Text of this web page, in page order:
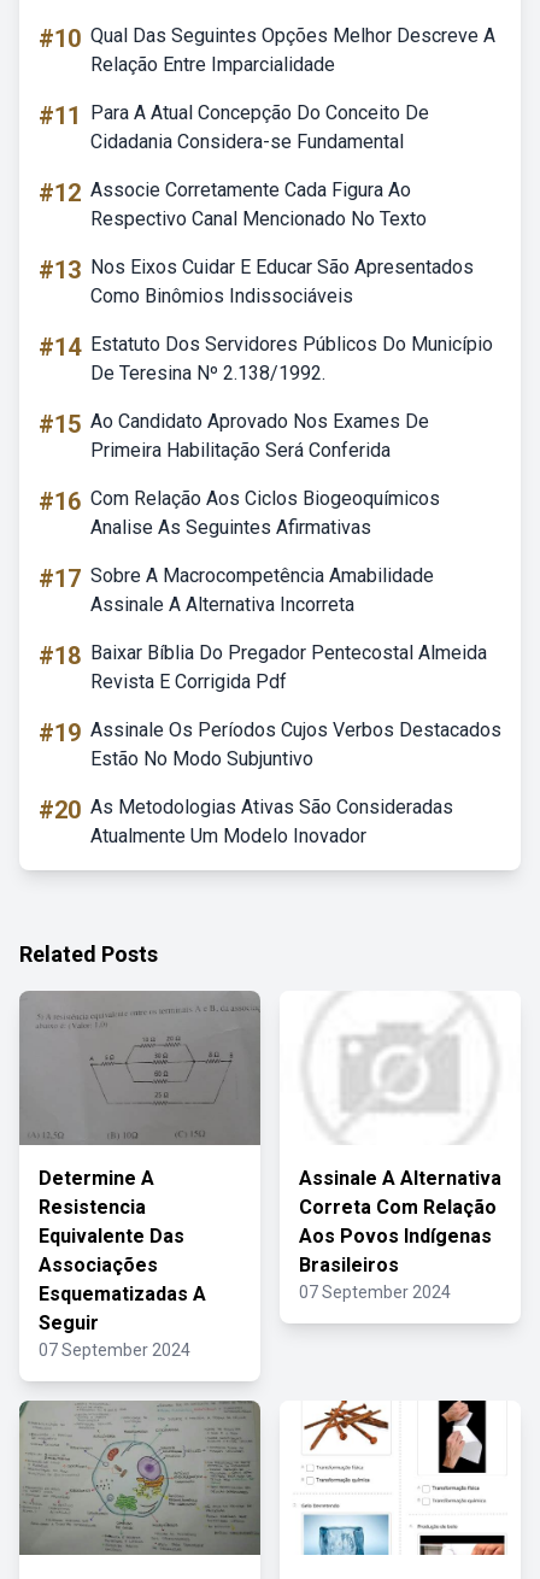
#10 Qual Das Seguintes Opções Melhor Descreve A
Relação Entre Imparcialidade
#11
Para A Atual Concepção Do Conceito De
Cidadania Considera-se Fundamental
#12 Associe Corretamente Cada Figura Ao
Respectivo Canal Mencionado No Texto
#13 Nos Eixos Cuidar E Educar São Apresentados
Como Binômios Indissociáveis
#14 Estatuto Dos Servidores Públicos Do Município
De Teresina Nº 2.138/1992.
#15 Ao Candidato Aprovado Nos Exames De
Primeira Habilitação Será Conferida
#16 Com Relação Aos Ciclos Biogeoquímicos
Analise As Seguintes Afirmativas
#17 Sobre A Macrocompetência Amabilidade
Assinale A Alternativa Incorreta
#18 Baixar Bíblia Do Pregador Pentecostal Almeida
Revista E Corrigida Pdf
#19 Assinale Os Períodos Cujos Verbos Destacados
Estão No Modo Subjuntivo
#20 As Metodologias Ativas São Consideradas
Atualmente Um Modelo Inovador
Related Posts
Determine A
Resistencia
Equivalente Das
Associações
Esquematizadas A
Seguir
07 September 2024
Assinale A Alternativa
Correta Com Relação
Aos Povos Indígenas
Brasileiros
07 September 2024